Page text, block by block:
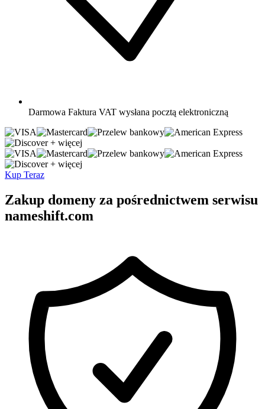
Darmowa Faktura VAT wysłana pocztą elektroniczną
+ więcej
+ więcej
Kup Teraz
Zakup domeny za pośrednictwem serwisu
nameshift.com